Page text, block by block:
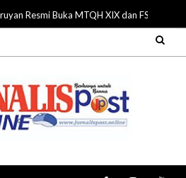
Resmi Buka MTQH XIX dan FSQ